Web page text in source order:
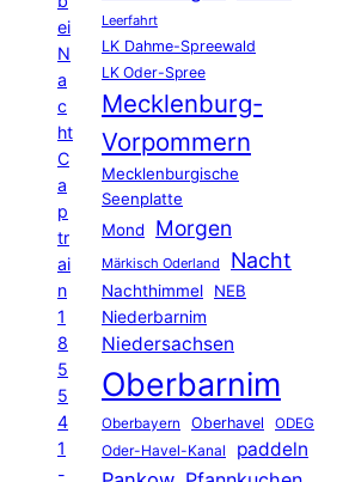
ei
N
a
c
ht
C
a
p
tr
ai
n
1
8
5
5
4
1
-
Leerfahrt
LK Dahme-Spreewald
LK Oder-Spree
Mecklenburg-
Vorpommern
Mecklenburgische
Seenplatte
Mond
Morgen
Märkisch Oderland Nacht
Nachthimmel
NEB
Niederbarnim
Niedersachsen
Oberbarnim
Oberbayern Oberhavel ODEG
Oder-Havel-Kanal paddeln